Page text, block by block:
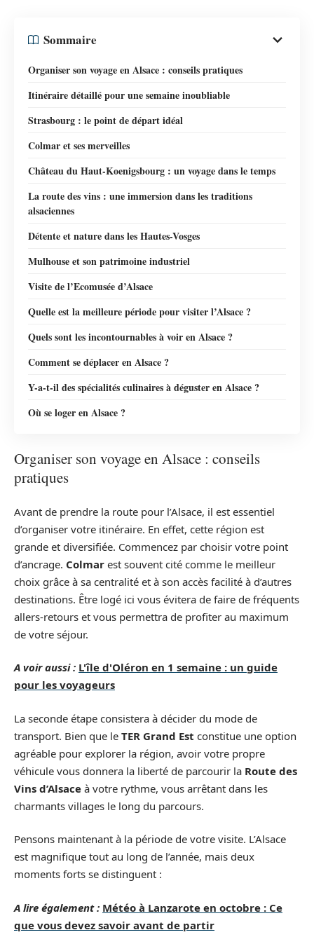
Sommaire
Organiser son voyage en Alsace : conseils pratiques
Itinéraire détaillé pour une semaine inoubliable
Strasbourg : le point de départ idéal
Colmar et ses merveilles
Château du Haut-Koenigsbourg : un voyage dans le temps
La route des vins : une immersion dans les traditions
alsaciennes
Détente et nature dans les Hautes-Vosges
Mulhouse et son patrimoine industriel
Visite de l’Ecomusée d’Alsace
Quelle est la meilleure période pour visiter l’Alsace ?
Quels sont les incontournables à voir en Alsace ?
Comment se déplacer en Alsace ?
Y-a-t-il des spécialités culinaires à déguster en Alsace ?
Où se loger en Alsace ?
Organiser son voyage en Alsace : conseils
pratiques
Avant de prendre la route pour l’Alsace, il est essentiel
d’organiser votre itinéraire. En effet, cette région est
grande et diversifiée. Commencez par choisir votre point
d’ancrage. Colmar est souvent cité comme le meilleur
choix grâce à sa centralité et à son accès facilité à d’autres
destinations. Être logé ici vous évitera de faire de fréquents
allers-retours et vous permettra de profiter au maximum
de votre séjour.
A voir aussi : L'île d'Oléron en 1 semaine : un guide
pour les voyageurs
La seconde étape consistera à décider du mode de
transport. Bien que le TER Grand Est constitue une option
agréable pour explorer la région, avoir votre propre
véhicule vous donnera la liberté de parcourir la Route des
Vins d’Alsace à votre rythme, vous arrêtant dans les
charmants villages le long du parcours.
Pensons maintenant à la période de votre visite. L’Alsace
est magnifique tout au long de l’année, mais deux
moments forts se distinguent :
A lire également : Météo à Lanzarote en octobre : Ce
que vous devez savoir avant de partir